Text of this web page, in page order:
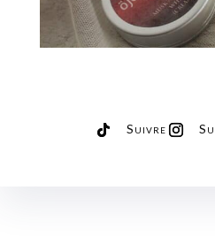
Suivre